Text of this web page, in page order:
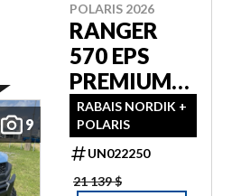
9
POLARIS 2026
RANGER
570 EPS
PREMIUM
GARANTIE
POLARIS 2
ANS
RABAIS NORDIK +
POLARIS
UN022250
21 139 $